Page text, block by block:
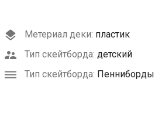
Метериал деки: пластик
Тип скейтборда: детский
Тип скейтборда: Пенниборды